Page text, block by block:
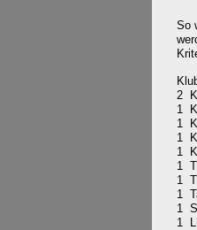
So
2
1
1
1
1
1
1
1
1
1